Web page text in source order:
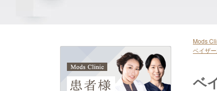
Mods
ベイザ
ベ